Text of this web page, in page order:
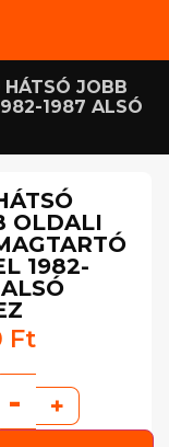
JOBB
1987 ALSÓ
OLDALI
1982-
Ft
- +